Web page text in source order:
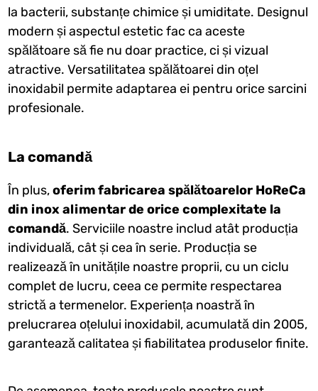
la bacterii, substanțe chimice și umiditate. Designul
modern și aspectul estetic fac ca aceste
spălătoare să fie nu doar practice, ci și vizual
atractive. Versatilitatea spălătoarei din oțel
inoxidabil permite adaptarea ei pentru orice sarcini
profesionale.
La comandă
În plus,oferim fabricarea spălătoarelor HoReCa
din inox alimentar de orice complexitate la
comandă. Serviciile noastre includ atât producția
individuală, cât și cea în serie. Producția se
realizează în unitățile noastre proprii, cu un ciclu
complet de lucru, ceea ce permite respectarea
strictă a termenelor. Experiența noastră în
prelucrarea oțelului inoxidabil, acumulată din 2005,
garantează calitatea și fiabilitatea produselor finite.